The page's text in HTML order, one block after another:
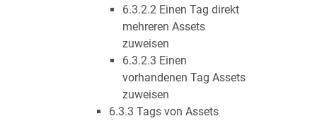
6.3.2.2 Einen Tag direkt
mehreren Assets
zuweisen
6.3.2.3 Einen
vorhandenen Tag Assets
zuweisen
6.3.3 Tags von Assets